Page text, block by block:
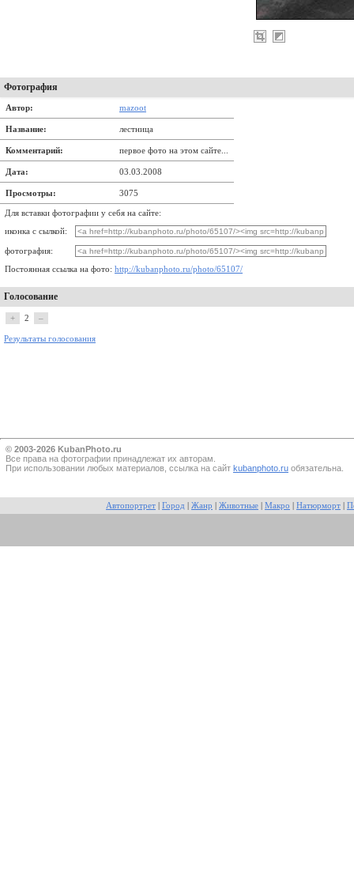
Фотография
Автор: mazoot
Название: лестница
Комментарий: первое фото на этом сайте...
Дата: 03.03.2008
Просмотры: 3075
Для вставки фотографии у себя на сайте:
иконка с сылкой:
фотография:
Постоянная ссылка на фото: http://kubanphoto.ru/photo/65107/
Голосование
+ 2 –
Результаты голосования
© 2003-2026 KubanPhoto.ru
Все прaва на фотографии принадлежат их авторам.
При использовании любых материалов, ссылка на сайт kubanphoto.ru обязательна.
Автопортрет Город Жанр Животные Макро Натюрморт